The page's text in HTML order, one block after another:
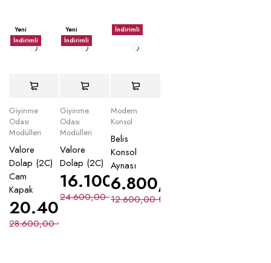
Yeni
İndirimli
Giyinme
Odası
Modülleri
Valore
Dolap (2C)
Cam
Kapak
28.600,00₺
20.400,00₺
Yeni
İndirimli
Giyinme
Odası
Modülleri
Valore
Dolap (2C)
24.600,00₺
16.100,00₺
İndirimli
Modern
Konsol
Belis
Konsol
Aynası
12.600,00₺
6.800,00